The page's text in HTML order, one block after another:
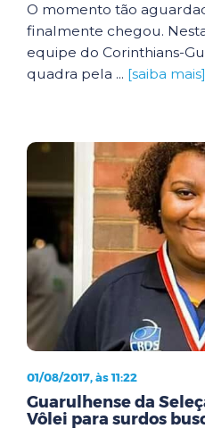
O momento tão
finalmente chegou.
equipe do Corinthians-
quadra pela ... [saiba mais]
01/08/2017, às 11:22
Guarulhense da
Vôlei para surdos